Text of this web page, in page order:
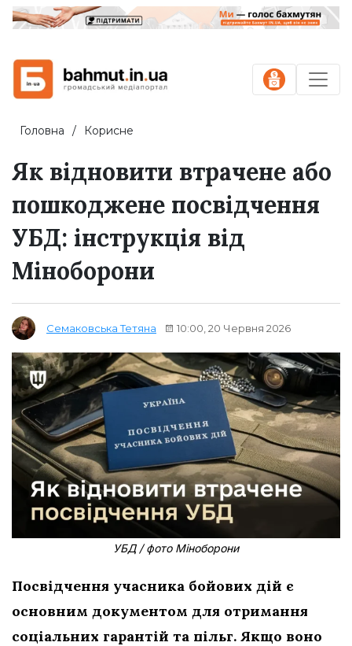
Головна Корисне
Як відновити втрачене або
пошкоджене посвідчення
УБД: інструкція від
Міноборони
Семаковська Тетяна 10:00, 20 Червня 2026
УБД / фото Міноборони
Посвідчення учасника бойових дій є
основним документом для отримання
соціальних гарантій та пільг. Якщо воно